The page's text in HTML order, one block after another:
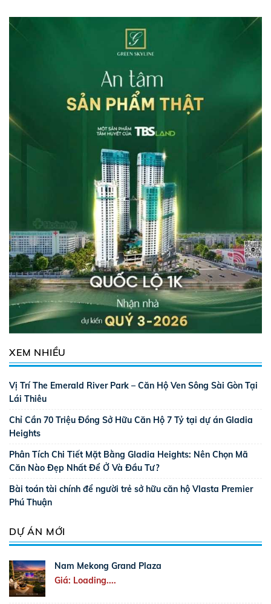
XEM NHIỀU
Vị Trí The Emerald River Park – Căn Hộ Ven Sông Sài Gòn Tại
Lái Thiêu
Chỉ Cần 70 Triệu Đồng Sở Hữu Căn Hộ 7 Tỷ tại dự án Gladia
Heights
Phân Tích Chi Tiết Mặt Bằng Gladia Heights: Nên Chọn Mã
Căn Nào Đẹp Nhất Để Ở Và Đầu Tư?
Bài toán tài chính để người trẻ sở hữu căn hộ Vlasta Premier
Phú Thuận
DỰ ÁN MỚI
Nam Mekong Grand Plaza
Giá: Loading....